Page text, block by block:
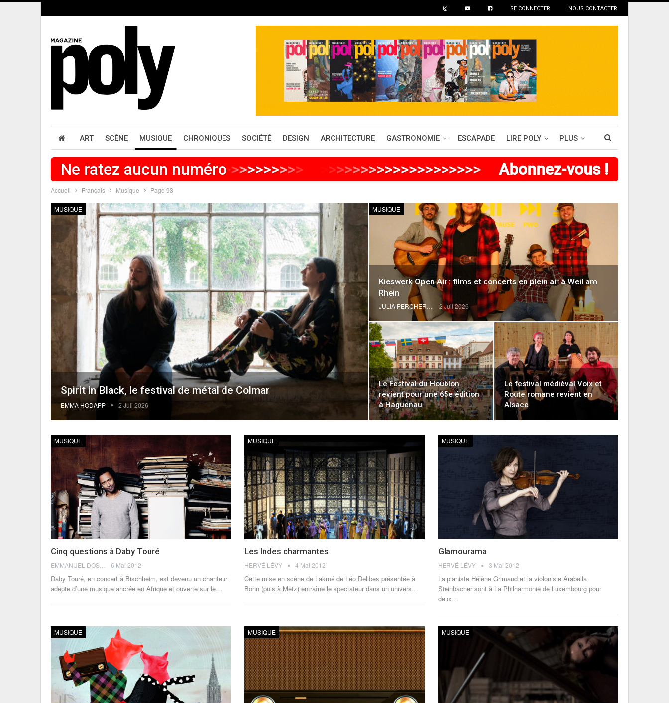
SE CONNECTER NOUS CONTACTER
ART SCÈNE MUSIQUE CHRONIQUES SOCIÉTÉ DESIGN ARCHITECTURE GASTRONOMIE ESCAPADE LIRE POLY PLUS
Ne ratez aucun numéro>>>>>>>>>> >>>>>>>>>>> >>>>>>> Abonnez-vous !
Accueil Français Musique Page 93
MUSIQUE
Spirit in Black, le festival de métal de Colmar
EMMA HODAPP 2 Juil 2026
MUSIQUE
Kieswerk Open Air : films et concerts en plein air à Weil am
Rhein
JULIA PERCHERON 2 Juil 2026
Le Festival du Houblon
revient pour une 65e édition
à Haguenau
Le festival médiéval Voix et
Route romane revient en
Alsace
MUSIQUE
Cinq questions à Daby Touré
EMMANUEL DOSDA 6 Mai 2012
Daby Touré, en concert à Bischheim, est devenu un chanteur
adepte d’une musique ancrée en Afrique et ouverte sur le…
MUSIQUE
Les Indes charmantes
HERVÉ LÉVY 4 Mai 2012
Cette mise en scène de Lakmé de Léo Delibes présentée à
Bonn (puis à Metz) entraîne le spectateur dans un univers…
MUSIQUE
Glamourama
HERVÉ LÉVY 3 Mai 2012
La pianiste Hélène Grimaud et la violoniste Arabella
Steinbacher sont à La Philharmonie de Luxembourg pour
deux…
MUSIQUE MUSIQUE MUSIQUE